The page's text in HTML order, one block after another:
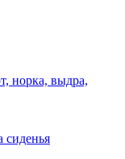
норка, выдра,
сиденья